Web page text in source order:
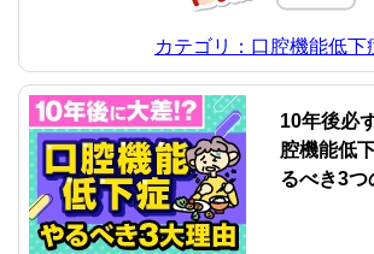
カテゴリ：口腔機能低下
10年後必
腔機能低
るべき3つ